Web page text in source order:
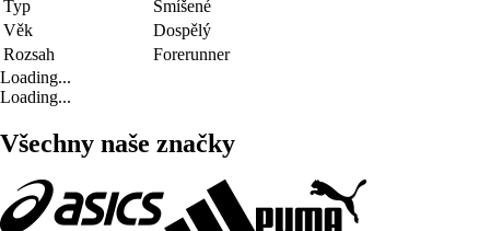
Typ
Smíšené
Věk
Dospělý
Rozsah
Forerunner
Loading...
Loading...
Všechny naše značky